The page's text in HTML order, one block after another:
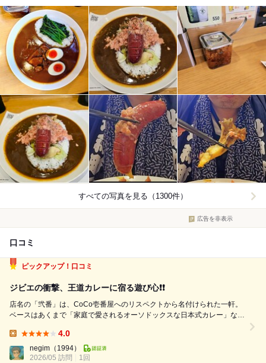
すべての写真を見る（1300件）
広告を非表示
口コミ
ピックアップ！口コミ
ジビエの衝撃、王道カレーに宿る遊び心❗❗
店名の「弐番」は、CoCo壱番屋へのリスペクトから名付けられた一軒。
ベースはあくまで「家庭で愛されるオーソドックスな日本式カレー」なが
が特徴。 今回注文は「ジビエカレー」¥1980 まず目を奪われるのが、中
央に鎮座する鹿肉...
4.0
negim （1994）
2026/05 訪問
1回